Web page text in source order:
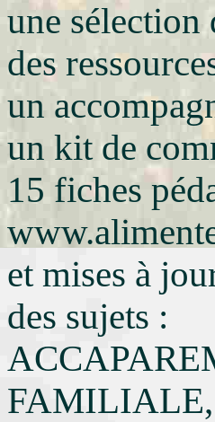
une
des
un
un kit de
15 fiches
et mises à
des sujets :
FAMILIALE,